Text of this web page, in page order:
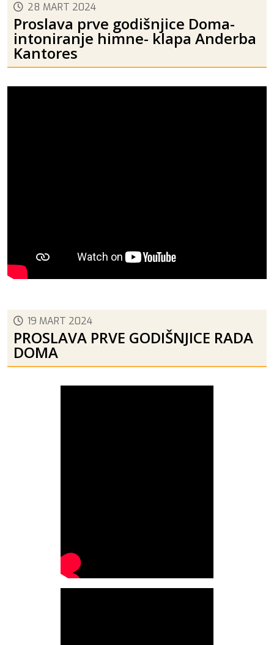
28 MART 2024
Proslava prve godišnjice Doma-
intoniranje himne- klapa Anderba
Kantores
19 MART 2024
PROSLAVA PRVE GODIŠNJICE RADA
DOMA